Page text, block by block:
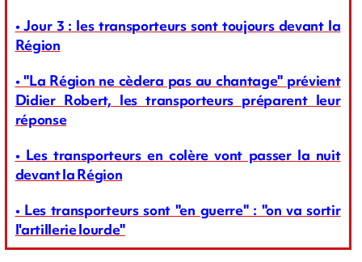
• Jour 3 : les transporteurs sont toujours devant la
Région
• "La Région ne cèdera pas au chantage" prévient
Didier Robert, les transporteurs préparent leur
réponse
• Les transporteurs en colère vont passer la nuit
devant la Région
• Les transporteurs sont "en guerre" : "on va sortir
l'artillerie lourde"